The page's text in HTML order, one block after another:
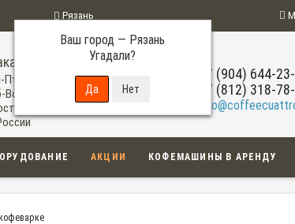
Рязань
Ваш город — Рязань
Угадали?
по телефону
Пт: 09:00-20:00
11:00-18:00
по Рязани
+7 (904) 644-
+7 (812) 318-
АКЦИИ КОФЕМАШИНЫ В АРЕНДУ